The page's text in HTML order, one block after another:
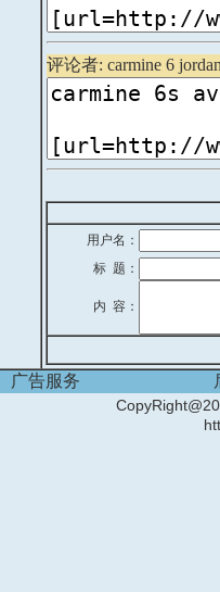
评论者: carmine 6
用户名：
标 题：
内 容：
广告服务